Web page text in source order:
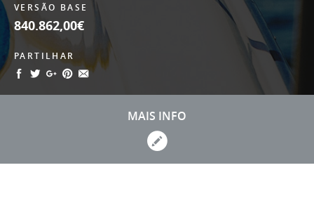
VERSÃO BASE
840.862,00€
PARTILHAR
MAIS INFO